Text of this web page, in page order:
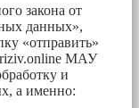
закона от
данных»,
«отправить»
МАУ
и
а именно: